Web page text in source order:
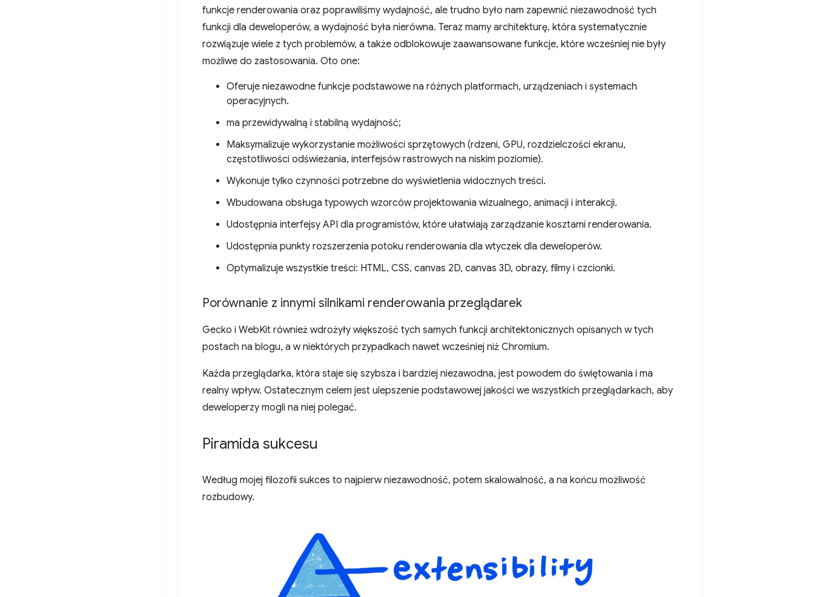
funkcje renderowania oraz poprawiliśmy wydajność, ale trudno było nam zapewnić niezawodność tych
funkcji dla deweloperów, a wydajność była nierówna. Teraz mamy architekturę, która systematycznie
rozwiązuje wiele z tych problemów, a także odblokowuje zaawansowane funkcje, które wcześniej nie były
możliwe do zastosowania. Oto one:
Oferuje niezawodne funkcje podstawowe na różnych platformach, urządzeniach i systemach
operacyjnych.
ma przewidywalną i stabilną wydajność;
Maksymalizuje wykorzystanie możliwości sprzętowych (rdzeni, GPU, rozdzielczości ekranu,
częstotliwości odświeżania, interfejsów rastrowych na niskim poziomie).
Wykonuje tylko czynności potrzebne do wyświetlenia widocznych treści.
Wbudowana obsługa typowych wzorców projektowania wizualnego, animacji i interakcji.
Udostępnia interfejsy API dla programistów, które ułatwiają zarządzanie kosztami renderowania.
Udostępnia punkty rozszerzenia potoku renderowania dla wtyczek dla deweloperów.
Optymalizuje wszystkie treści: HTML, CSS, canvas 2D, canvas 3D, obrazy, filmy i czcionki.
Porównanie z innymi silnikami renderowania przeglądarek
Gecko i WebKit również wdrożyły większość tych samych funkcji architektonicznych opisanych w tych
postach na blogu, a w niektórych przypadkach nawet wcześniej niż Chromium.
Każda przeglądarka, która staje się szybsza i bardziej niezawodna, jest powodem do świętowania i ma
realny wpływ. Ostatecznym celem jest ulepszenie podstawowej jakości we wszystkich przeglądarkach, aby
deweloperzy mogli na niej polegać.
Piramida sukcesu
Według mojej filozofii sukces to najpierw niezawodność, potem skalowalność, a na końcu możliwość
rozbudowy.